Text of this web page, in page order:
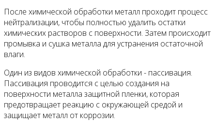
После химической обработки металл проходит процесс
нейтрализации, чтобы полностью удалить остатки
химических растворов с поверхности. Затем происходит
промывка и сушка металла для устранения остаточной
влаги.
Один из видов химической обработки - пассивация.
Пассивация проводится с целью создания на
поверхности металла защитной пленки, которая
предотвращает реакцию с окружающей средой и
защищает металл от коррозии.